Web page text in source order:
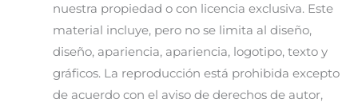
nuestra propiedad o con licencia exclusiva. Este
material incluye, pero no se limita al diseño,
diseño, apariencia, apariencia, logotipo, texto y
gráficos. La reproducción está prohibida excepto
de acuerdo con el aviso de derechos de autor,